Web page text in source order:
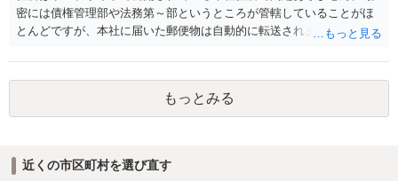
密には債権管理部や法務第～部というところが管轄していることがほ
とんどですが、本社に届いた郵便物は自動的に転送されます。 内容証
すのが通例です。 なお、信用情報において三井住友カード株式会社が
債権者として表示されていればそこへ送るのが正解だとは思います
が、同社が貸付や立替によって取得した債権は完全子会社であるSMB
Cコンシューマーファイナンス株式会社が保有・管理していることが通
もっとみる
近くの市区町村を選び直す